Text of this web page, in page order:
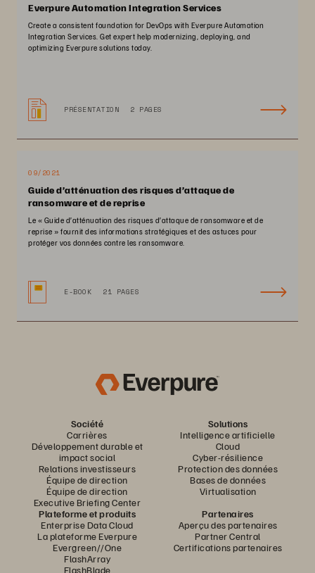
Everpure Automation Integration Services
Create a consistent foundation for DevOps with Everpure Automation
Integration Services. Get expert help modernizing, deploying, and
optimizing Everpure solutions today.
PRÉSENTATION 2 PAGES
09/2021
Guide d’atténuation des risques d’attaque de
ransomware et de reprise
Le « Guide d’atténuation des risques d’attaque de ransomware et de
reprise » fournit des informations stratégiques et des astuces pour
protéger vos données contre les ransomware.
E-BOOK 21 PAGES
Société
Carrières
Développement durable et
impact social
Relations investisseurs
Équipe de direction
Équipe de direction
Executive Briefing Center
Solutions
Intelligence artificielle
Cloud
Cyber-résilience
Protection des données
Bases de données
Virtualisation
Plateforme et produits
Enterprise Data Cloud
La plateforme Everpure
Evergreen//One
FlashArray
FlashBlade
Partenaires
Aperçu des partenaires
Partner Central
Certifications partenaires